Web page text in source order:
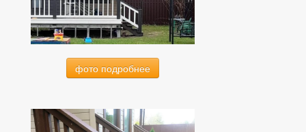
фото подробнее